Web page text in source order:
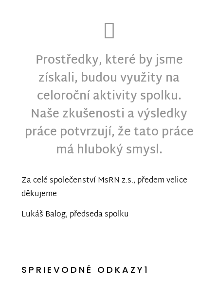
Prostředky, které by jsme
získali, budou využity na
celoroční aktivity spolku.
Naše zkušenosti a výsledky
práce potvrzují, že tato práce
má hluboký smysl.
Za celé společenství MsRN z.s., předem velice
děkujeme
Lukáš Balog, předseda spolku
SPRIEVODNÉ ODKAZY1